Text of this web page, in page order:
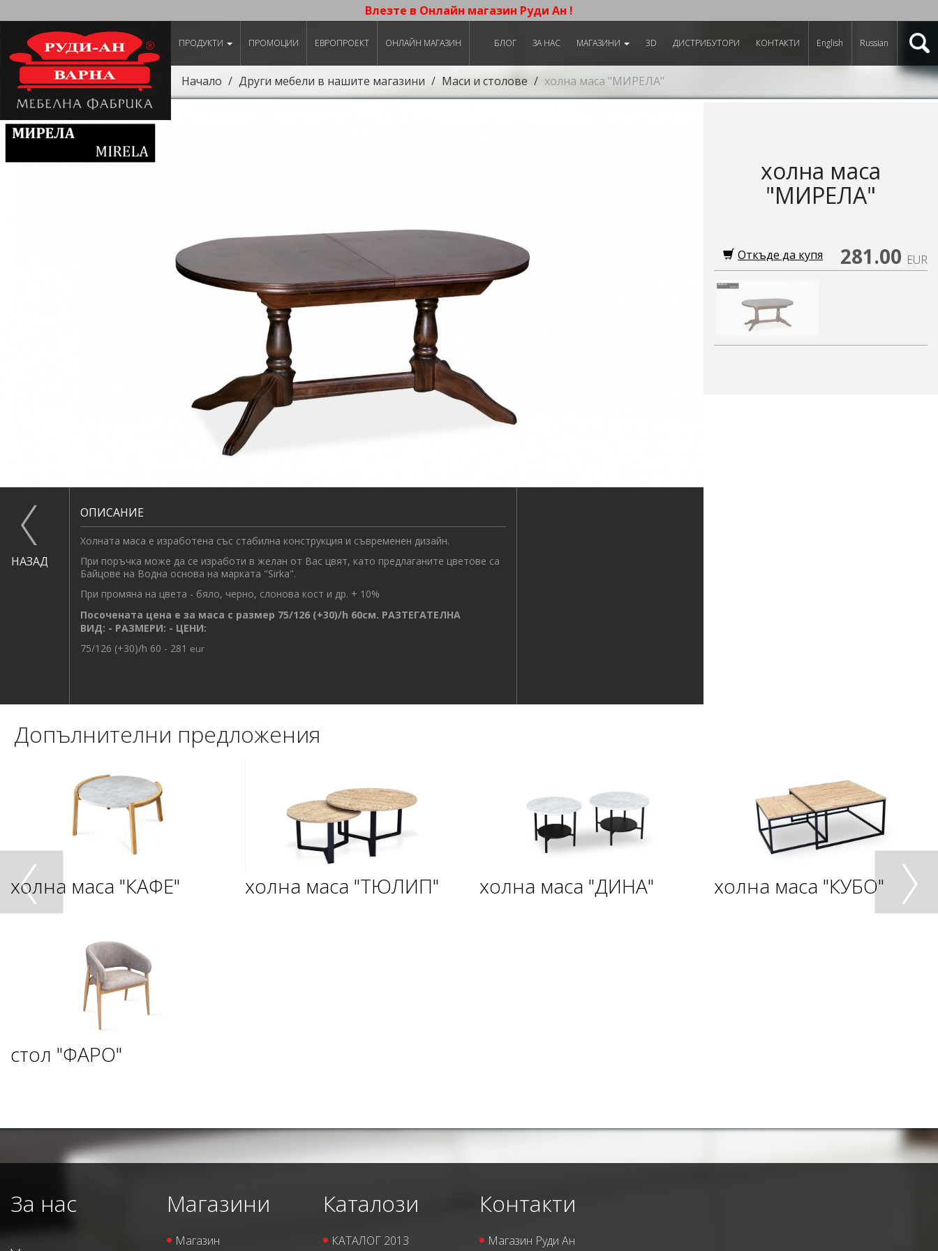
Влезте в Онлайн магазин Руди Ан !
ПРОДУКТИ ПРОМОЦИИ ЕВРОПРОЕКТ ОНЛАЙН МАГАЗИН БЛОГ ЗА НАС МАГАЗИНИ 3D ДИСТРИБУТОРИ КОНТАКТИ English Russian
Начало Други мебели в нашите магазини Маси и столове холна маса "МИРЕЛА"
холна маса
"МИРЕЛА"
281.00 EUR
Откъде да купя
НАЗАД
ОПИСАНИЕ
Холната маса е изработена със стабилна конструкция и съвременен дизайн.
При поръчка може да се изработи в желан от Вас цвят, като предлаганите цветове са
Байцове на Водна основа на марката "Sirka".
При промяна на цвета - бяло, черно, слонова кост и др. + 10%
Посочената цена е за маса с размер 75/126 (+30)/h 60см. РАЗТЕГАТЕЛНА
ВИД: - РАЗМЕРИ: - ЦЕНИ:
75/126 (+30)/h 60 - 281 eur
Допълнителни предложения
холна маса "КАФЕ" холна маса "ТЮЛИП" холна маса "ДИНА" холна маса "КУБО"
стол "ФАРО"
За нас Магазини
Магазин
Каталози
КАТАЛОГ 2013
Контакти
Магазин Руди Ан